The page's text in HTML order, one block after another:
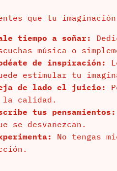
que tu
tiempo a soñar:
música o
de inspiración:
estimular tu
de lado el juicio:
la calidad.
tus pensamientos:
se desvanezcan.
No tengas